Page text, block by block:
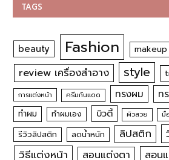
TAGS
beauty Fashion makeup
review เครื่องสำอาง style
การแต่งหน้า ครีมกันแดด ทรงผม ท
ทำผม ทำผมเอง บิวตี้ ผิวสวย มื
รีวิวลิปสติก ลดน้ำหนัก ลิปสติก
วิธีแต่งหน้า
สอนแต่งตา สอน